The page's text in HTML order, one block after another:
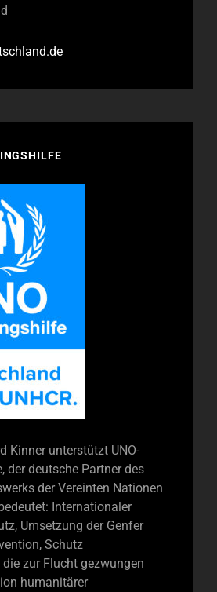
Kinner unterstützt UNO-
der deutsche Partner des
der Vereinten Nationen
Internationaler
Umsetzung der Genfer
Schutz
zur Flucht gezwungen
humanitärer